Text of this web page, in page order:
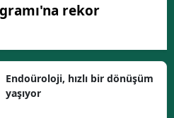
rekor
Endoüroloji, hızlı bir dönüşüm
yaşıyor